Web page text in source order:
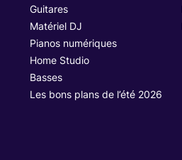
Guitares
Matériel DJ
Pianos numériques
Home Studio
Basses
Les bons plans de l’été 2026